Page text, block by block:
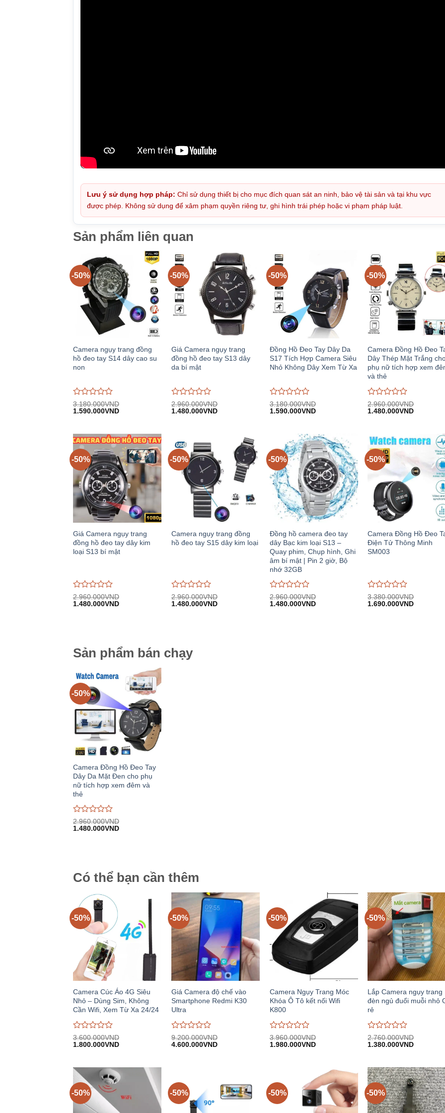
Lưu ý sử dụng hợp pháp: Chỉ sử dụng thiết bị cho mục đích quan sát an ninh, bảo vệ tài sản và tại khu vực
được phép. Không sử dụng để xâm phạm quyền riêng tư, ghi hình trái phép hoặc vi phạm pháp luật.
Sản phẩm liên quan
-50%
Camera ngụy trang đồng
hồ đeo tay S14 dây cao su
non
Được
đánh
trên
5
3.180.000VND
Giá
1.590.000VNDGiá
-50%
Giá Camera ngụy trang
đồng hồ đeo tay S13 dây
da bí mật
Được
đánh
5
2.960.000VND
Giá
1.480.000VNDGiá
-50%
Đồng Hồ Đeo Tay Dây Da
S17 Tích Hợp Camera Siêu
Nhỏ Không Dây Xem Từ Xa
Được
đánh
3.180.000VND
Giá
1.590.000VNDGiá
-50%
Camera Đồng Hồ Đeo
Dây Thép Mặt Trắng
phụ nữ tích hợp xem
và thẻ
Được
đánh
trên
5
2.960.000VND
Giá
1.480.000VNDGiá
-50%
Giá Camera ngụy trang
đồng hồ đeo tay dây kim
loại S13 bí mật
Được
đánh
2.960.000VND
Giá
1.480.000VNDGiá
-50%
Camera ngụy trang đồng
hồ đeo tay S15 dây kim loại
Được
đánh
2.960.000VND
Giá
1.480.000VNDGiá
-50%
Đồng hồ camera đeo tay
dây Bạc kim loại S13 –
Quay phim, Chụp hình, Ghi
âm bí mật | Pin 2 giờ, Bộ
nhớ 32GB
Được
đánh
2.960.000VND
Giá
1.480.000VNDGiá
-50%
Camera Đồng Hồ Đeo
Điện Tử Thông Minh
SM003
Được
đánh
3.380.000VND
Giá
1.690.000VNDGiá
Sản phẩm bán chạy
-50%
Camera Đồng Hồ Đeo Tay
Dây Da Mặt Đen cho phụ
nữ tích hợp xem đêm và
thẻ
Được
đánh
2.960.000VND
Giá
1.480.000VNDGiá
Có thể bạn cần thêm
-50%
Camera Cúc Áo 4G Siêu
Nhỏ – Dùng Sim, Không
Cần Wifi, Xem Từ Xa 24/24
Được
đánh
trên
3.600.000VND
Giá
1.800.000VNDGiá
-50%
Giá Camera độ chế vào
Smartphone Redmi K30
Ultra
Được
đánh
9.200.000VND
Giá
4.600.000VNDGiá
-50%
Camera Ngụy Trang Móc
Khóa Ô Tô kết nối Wifi
K800
Được
đánh
3.960.000VND
Giá
1.980.000VNDGiá
-50%
Lắp Camera ngụy trang
đèn ngủ đuổi muỗi nhỏ
rẻ
Được
đánh
trên
5
2.760.000VND
Giá
1.380.000VNDGiá
-50% -50% -50% -50%